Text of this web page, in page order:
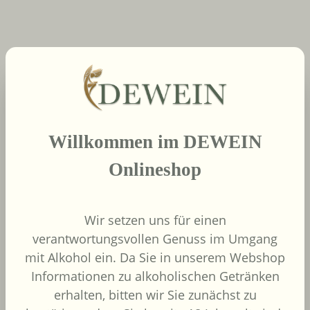
Produktgalerie überspringen
neue Produkte
2022
African Pride Wines
- Forager Red -
Südafrika
Grenache, Shiraz
Willkommen im DEWEIN
Onlineshop
Wir setzen uns für einen
verantwortungsvollen Genuss im Umgang
mit Alkohol ein. Da Sie in unserem Webshop
Informationen zu alkoholischen Getränken
erhalten, bitten wir Sie zunächst zu